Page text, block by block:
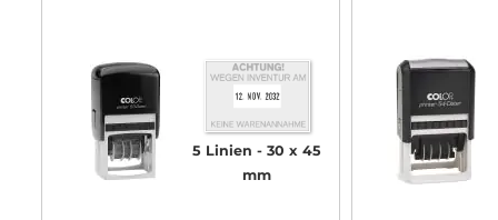
5 Linien
30 x 45
mm